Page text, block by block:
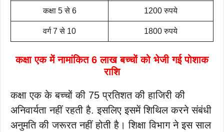
कक्षा 5 से 6 1200 रुपये
वर्ग 7 से 10 1800 रुपये
कक्षा एक में नामांकित 6 लाख बच्चों को भेजी गई पोशाक
राशि
कक्षा एक के बच्चों की 75 प्रतिशत की हाजिरी की
अनिवार्यता नहीं रहती है. इसलिए इसमें शिथिल करने संबंधी
अनुमति की जरूरत नहीं होती है। शिक्षा विभाग ने इस साल